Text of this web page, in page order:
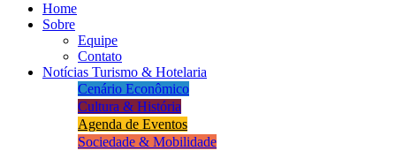
Home
Sobre
Equipe
Contato
Notícias Turismo & Hotelaria
Cenário Econômico
Cultura & História
Agenda de Eventos
Sociedade & Mobilidade